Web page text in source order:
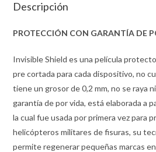
Descripción
PROTECCIÓN CON GARANTÍA DE
Invisible Shield es una película
pre cortada para cada dispositivo, no
tiene un grosor de 0,2 mm, no se raya
garantía de por vida, está elaborada a
la cual fue usada por primera vez para
helicópteros militares de fisuras, su
permite regenerar pequeñas marcas